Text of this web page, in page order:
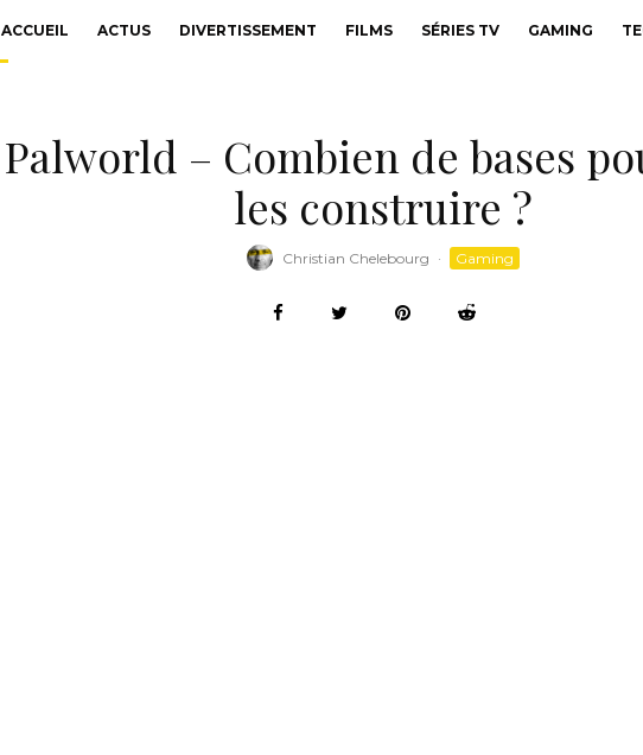
ACCUEIL ACTUS DIVERTISSEMENT FILMS SÉRIES TV GAMING
– Combien de bases
les construire ?
Christian Chelebourg · Gaming